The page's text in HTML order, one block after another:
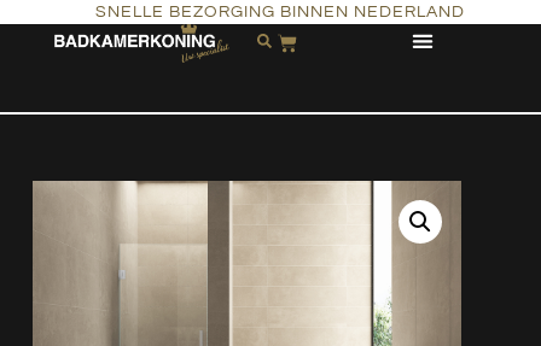
SNELLE BEZORGING BINNEN NEDERLAND